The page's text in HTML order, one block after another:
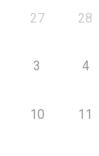
27 28
3 4
10 11